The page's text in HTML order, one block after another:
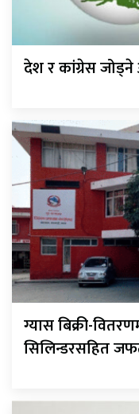
देश र कांग्रेस
ग्यास बिक्री-
सिलिन्डरसहित